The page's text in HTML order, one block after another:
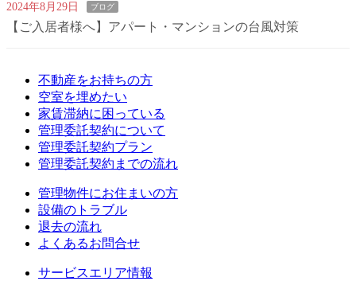
2024年8月29日 ブログ
【ご入居者様へ】アパート・マンションの台風対策
不動産をお持ちの方
空室を埋めたい
家賃滞納に困っている
管理委託契約について
管理委託契約プラン
管理委託契約までの流れ
管理物件にお住まいの方
設備のトラブル
退去の流れ
よくあるお問合せ
サービスエリア情報